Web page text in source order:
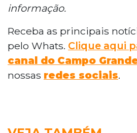
informação.
Receba as principais
pelo Whats. Clique aqui
canal do Campo
nossas redes sociais.